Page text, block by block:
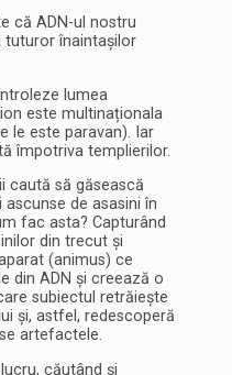
că ADN-ul nostru
înaintașilor
lumea
este multinaționala
le este paravan). Iar
împotriva templierilor.
caută să găsească
de asasini în
fac asta? Capturând
din trecut și
(animus) ce
din ADN și creează o
subiectul retrăiește
și, astfel, redescoperă
artefactele.
căutând și